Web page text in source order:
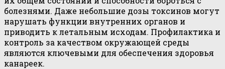
болезнями. Даже небольшие дозы токсинов могут
нарушать функции внутренних органов и
приводить к летальным исходам. Профилактика и
контроль за качеством окружающей среды
являются ключевыми для обеспечения здоровья
канареек.